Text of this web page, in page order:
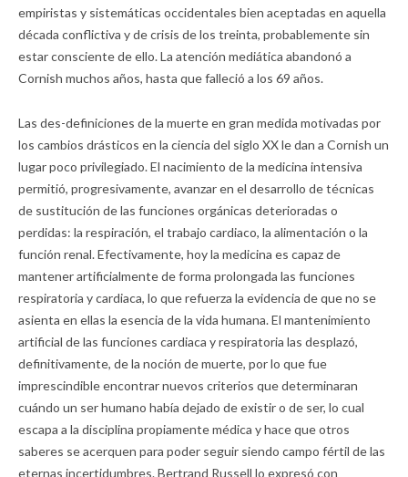
empiristas y sistemáticas occidentales bien aceptadas en aquella
década conflictiva y de crisis de los treinta, probablemente sin
estar consciente de ello. La atención mediática abandonó a
Cornish muchos años, hasta que falleció a los 69 años.
Las des-definiciones de la muerte en gran medida motivadas por
los cambios drásticos en la ciencia del siglo XX le dan a Cornish un
lugar poco privilegiado. El nacimiento de la medicina intensiva
permitió, progresivamente, avanzar en el desarrollo de técnicas
de sustitución de las funciones orgánicas deterioradas o
perdidas: la respiración, el trabajo cardiaco, la alimentación o la
función renal. Efectivamente, hoy la medicina es capaz de
mantener artificialmente de forma prolongada las funciones
respiratoria y cardiaca, lo que refuerza la evidencia de que no se
asienta en ellas la esencia de la vida humana. El mantenimiento
artificial de las funciones cardiaca y respiratoria las desplazó,
definitivamente, de la noción de muerte, por lo que fue
imprescindible encontrar nuevos criterios que determinaran
cuándo un ser humano había dejado de existir o de ser, lo cual
escapa a la disciplina propiamente médica y hace que otros
saberes se acerquen para poder seguir siendo campo fértil de las
eternas incertidumbres. Bertrand Russell lo expresó con